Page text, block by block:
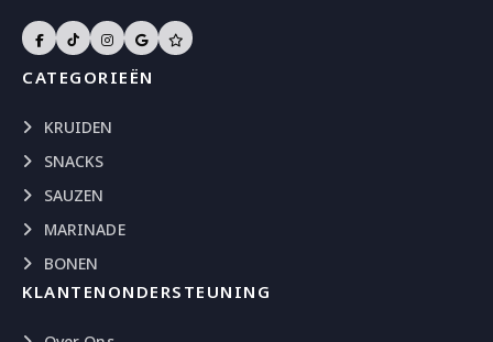
CATEGORIEËN
KRUIDEN
SNACKS
SAUZEN
MARINADE
BONEN
KLANTENONDERSTEUNING